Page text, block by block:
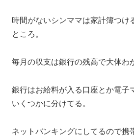
時間がないシンママは家計簿つけ
ところ。
毎月の収支は銀行の残高で大体わ
銀行はお給料が入る口座とか電子
いくつかに分けてる。
ネットバンキングにしてるので携